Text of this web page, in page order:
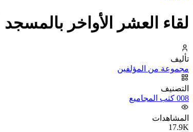
لقاء العشر الأواخر بالمسجد الحرام -
تأليف
مجموعة من المؤلفين
التصنيف
008 كتب المجاميع
المشاهدات
17.9K